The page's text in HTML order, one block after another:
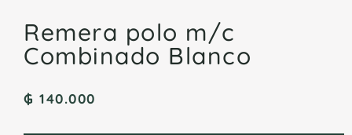
Remera polo m/c
Combinado Blanco
₲ 140.000